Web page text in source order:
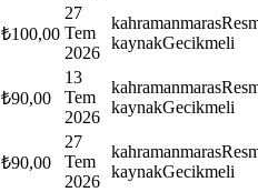
₺100,00
27
Tem
2026
kahramanmaras
kaynakGecikmeli
₺90,00
13
Tem
2026
kahramanmaras
kaynakGecikmeli
₺90,00
27
Tem
2026
kahramanmaras
kaynakGecikmeli